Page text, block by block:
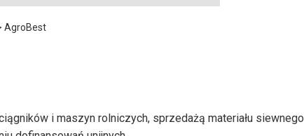
AgroBest
i maszyn rolniczych, sprzedażą materiału siewnego